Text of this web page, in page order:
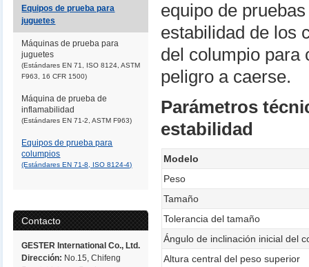
Equipos de prueba para
juguetes
Máquinas de prueba para
juguetes
(Estándares EN 71, ISO 8124, ASTM
F963, 16 CFR 1500)
Máquina de prueba de
inflamabilidad
(Estándares EN 71-2, ASTM F963)
Equipos de prueba para
columpios
(Estándares EN 71-8, ISO 8124-4)
Contacto
GESTER International Co., Ltd.
Dirección: No.15, Chifeng
equipo de
estabilidad de los
del columpio para
peligro a caerse.
Parámetros
estabilidad
Modelo
Peso
Tamaño
Tolerancia del tamaño
Ángulo de inclinación inicial del
Altura central del peso superior